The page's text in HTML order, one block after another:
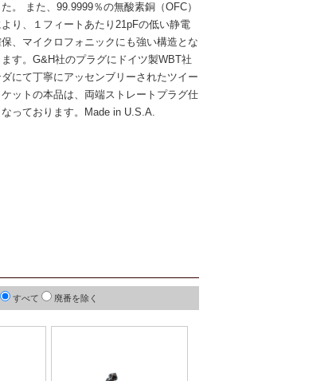
。 また、99.9999％の無酸素銅（OFC）
り、１フィートあたり21pFの低い静電
、マイクロフォニックにも強い構造とな
ます。G&H社のプラグにドイツ製WBT社
にて丁寧にアッセンブリーされたツイー
ケットの本品は、両端ストレートプラグ仕
っております。Made in U.S.A.
すべて 廃番を除く